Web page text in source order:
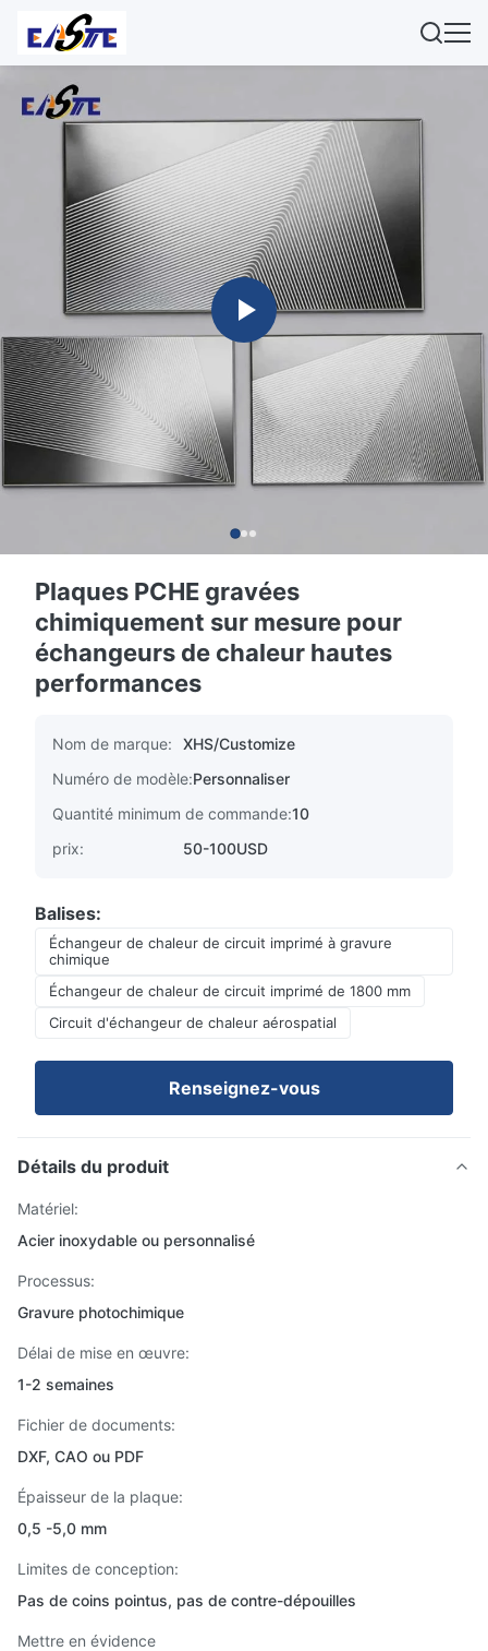
Plaques PCHE gravées
chimiquement sur mesure pour
échangeurs de chaleur hautes
performances
Nom de marque:
XHS/Customize
Numéro de modèle:Personnaliser
Quantité minimum de commande:10
prix:
50-100USD
Balises:
Échangeur de chaleur de circuit imprimé à gravure
chimique
Échangeur de chaleur de circuit imprimé de 1800 mm
Circuit d'échangeur de chaleur aérospatial
Renseignez-vous
Détails du produit
Matériel:
Acier inoxydable ou personnalisé
Processus:
Gravure photochimique
Délai de mise en œuvre:
1-2 semaines
Fichier de documents:
DXF, CAO ou PDF
Épaisseur de la plaque:
0,5 -5,0 mm
Limites de conception:
Pas de coins pointus, pas de contre-dépouilles
Mettre en évidence